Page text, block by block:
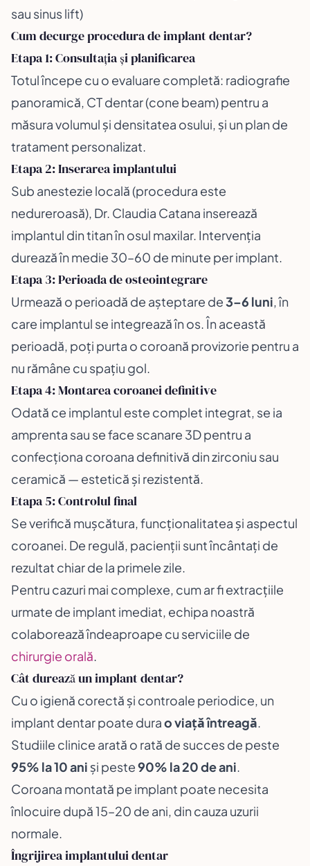
sau sinus lift)
Cum decurge procedura de implant dentar?
Etapa 1: Consultația și planificarea
Totul începe cu o evaluare completă: radiografie
panoramică, CT dentar (cone beam) pentru a
măsura volumul și densitatea osului, și un plan de
tratament personalizat.
Etapa 2: Inserarea implantului
Sub anestezie locală (procedura este
nedureroasă), Dr. Claudia Catana inserează
implantul din titan în osul maxilar. Intervenția
durează în medie 30–60 de minute per implant.
Etapa 3: Perioada de osteointegrare
Urmează o perioadă de așteptare de3–6 luni , în
care implantul se integrează în os. În această
perioadă, poți purta o coroană provizorie pentru a
nu rămâne cu spațiu gol.
Etapa 4: Montarea coroanei definitive
Odată ce implantul este complet integrat, se ia
amprenta sau se face scanare 3D pentru a
confecționa coroana definitivă din zirconiu sau
ceramică — estetică și rezistentă.
Etapa 5: Controlul final
Se verifică mușcătura, funcționalitatea și aspectul
coroanei. De regulă, pacienții sunt încântați de
rezultat chiar de la primele zile.
Pentru cazuri mai complexe, cum ar fi extracțiile
urmate de implant imediat, echipa noastră
colaborează îndeaproape cu serviciile de
chirurgie orală
Cât durează un implant dentar?
Cu o igienă corectă și controale periodice, un
implant dentar poate durao viață întreagă
Studiile clinice arată o rată de succes de peste
95% la 10 ani și peste90% la 20 de ani
Coroana montată pe implant poate necesita
înlocuire după 15–20 de ani, din cauza uzurii
normale.
Îngrijirea implantului dentar